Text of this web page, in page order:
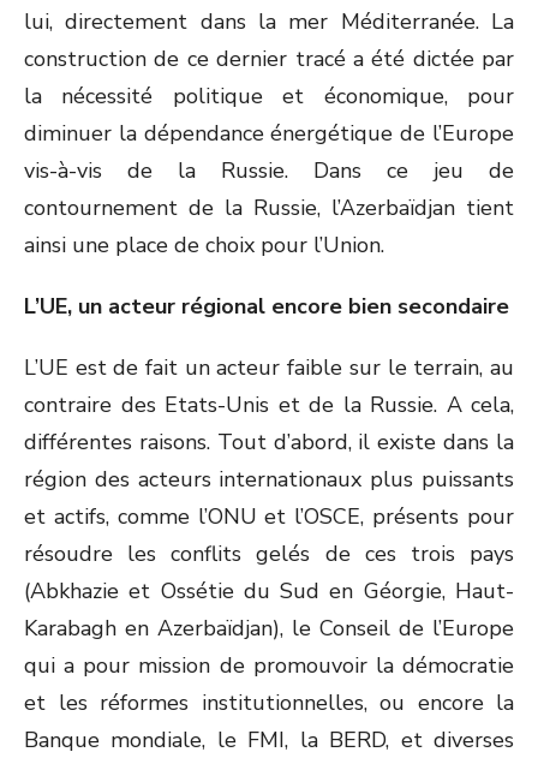
lui, directement dans la mer Méditerranée. La
construction de ce dernier tracé a été dictée par
la nécessité politique et économique, pour
diminuer la dépendance énergétique de l’Europe
vis-à-vis de la Russie. Dans ce jeu de
contournement de la Russie, l’Azerbaïdjan tient
ainsi une place de choix pour l’Union.
L’UE, un acteur régional encore bien secondaire
L’UE est de fait un acteur faible sur le terrain, au
contraire des Etats-Unis et de la Russie. A cela,
différentes raisons. Tout d’abord, il existe dans la
région des acteurs internationaux plus puissants
et actifs, comme l’ONU et l’OSCE, présents pour
résoudre les conflits gelés de ces trois pays
(Abkhazie et Ossétie du Sud en Géorgie, Haut-
Karabagh en Azerbaïdjan), le Conseil de l’Europe
qui a pour mission de promouvoir la démocratie
et les réformes institutionnelles, ou encore la
Banque mondiale, le FMI, la BERD, et diverses